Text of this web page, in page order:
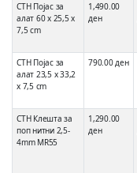
СТН Појас за
алат 60 x 25,5 x
7,5 cm
1,490.00
ден
СТН Појас за
алат 23,5 x 33,2
x 7,5 cm
790.00 ден
СТН Клешта за
поп нитни 2,5-
4mm MR55
1,290.00
ден